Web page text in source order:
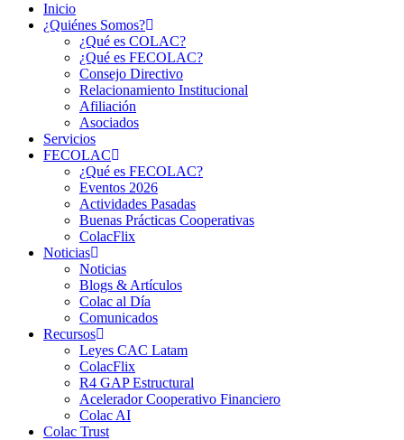
Inicio
¿Quiénes Somos?
¿Qué es COLAC?
¿Qué es FECOLAC?
Consejo Directivo
Relacionamiento Institucional
Afiliación
Asociados
Servicios
FECOLAC
¿Qué es FECOLAC?
Eventos 2026
Actividades Pasadas
Buenas Prácticas Cooperativas
ColacFlix
Noticias
Noticias
Blogs & Artículos
Colac al Día
Comunicados
Recursos
Leyes CAC Latam
ColacFlix
R4 GAP Estructural
Acelerador Cooperativo Financiero
Colac AI
Colac Trust